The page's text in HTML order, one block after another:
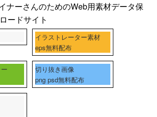
ナーさんのためのWeb用素材データ保
ードサイト
イラストレーター素材
eps無料配布
切り抜き画像
png psd無料配布